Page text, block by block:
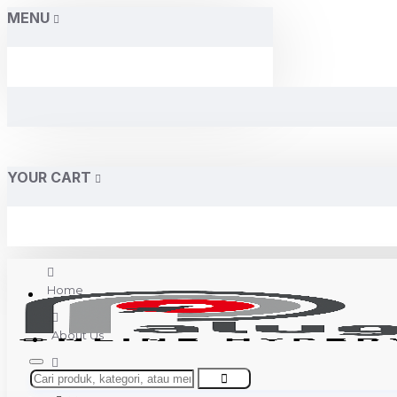
MENU
YOUR CART
Home
About Us
Contact